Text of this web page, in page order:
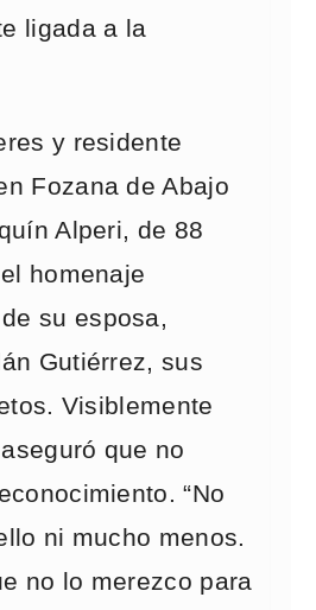
ligada a la
y residente
Fozana de Abajo
Alperi, de 88
homenaje
su esposa,
Gutiérrez, sus
Visiblemente
que no
“No
ni mucho menos.
no lo merezco para